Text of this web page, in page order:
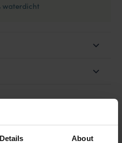
Details About
waterdicht